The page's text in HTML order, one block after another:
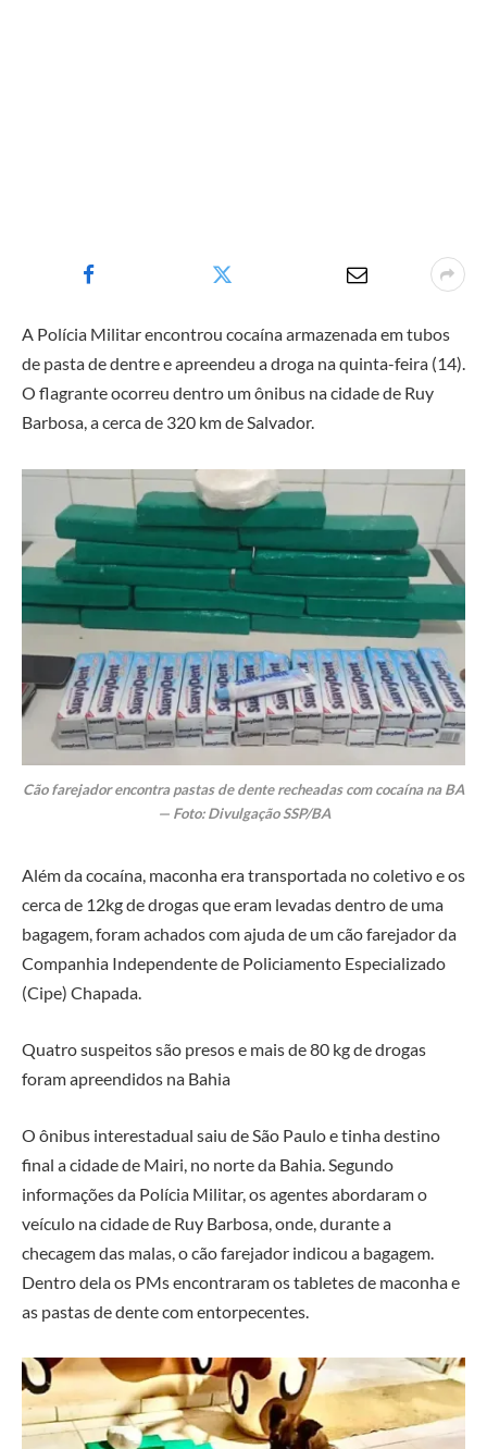
A Polícia Militar encontrou cocaína armazenada em tubos
de pasta de dentre e apreendeu a droga na quinta-feira (14).
O flagrante ocorreu dentro um ônibus na cidade de Ruy
Barbosa, a cerca de 320 km de Salvador.
Cão farejador encontra pastas de dente recheadas com cocaína na BA
— Foto: Divulgação SSP/BA
Além da cocaína, maconha era transportada no coletivo e os
cerca de 12kg de drogas que eram levadas dentro de uma
bagagem, foram achados com ajuda de um cão farejador da
Companhia Independente de Policiamento Especializado
(Cipe) Chapada.
Quatro suspeitos são presos e mais de 80 kg de drogas
foram apreendidos na Bahia
O ônibus interestadual saiu de São Paulo e tinha destino
final a cidade de Mairi, no norte da Bahia. Segundo
informações da Polícia Militar, os agentes abordaram o
veículo na cidade de Ruy Barbosa, onde, durante a
checagem das malas, o cão farejador indicou a bagagem.
Dentro dela os PMs encontraram os tabletes de maconha e
as pastas de dente com entorpecentes.